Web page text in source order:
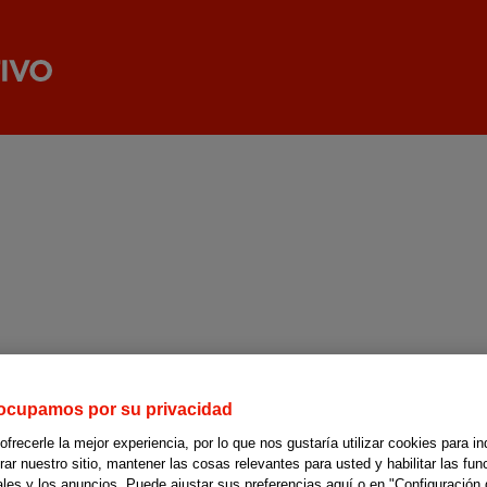
por su privacidad
la mejor experiencia, por lo que nos gustaría utilizar cookies para
nuestro sitio, mantener las cosas relevantes para usted y habilitar las